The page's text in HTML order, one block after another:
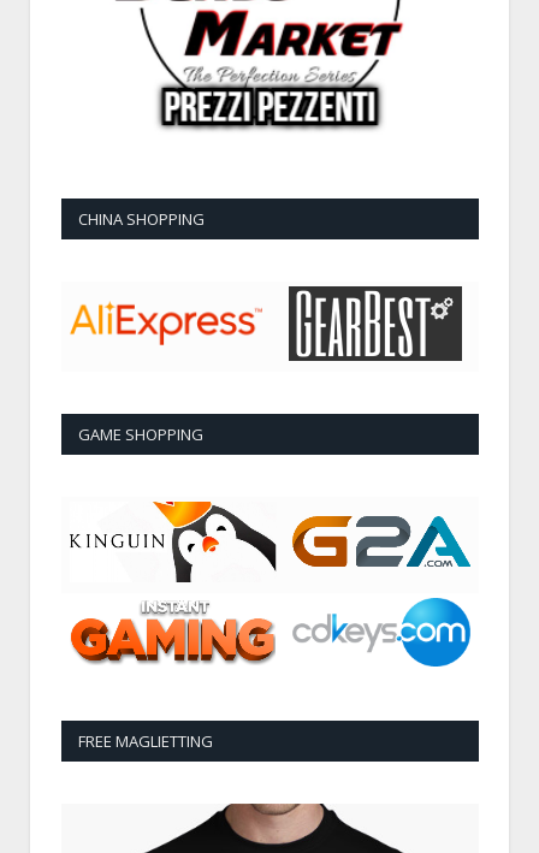
CHINA SHOPPING
GAME SHOPPING
FREE MAGLIETTING